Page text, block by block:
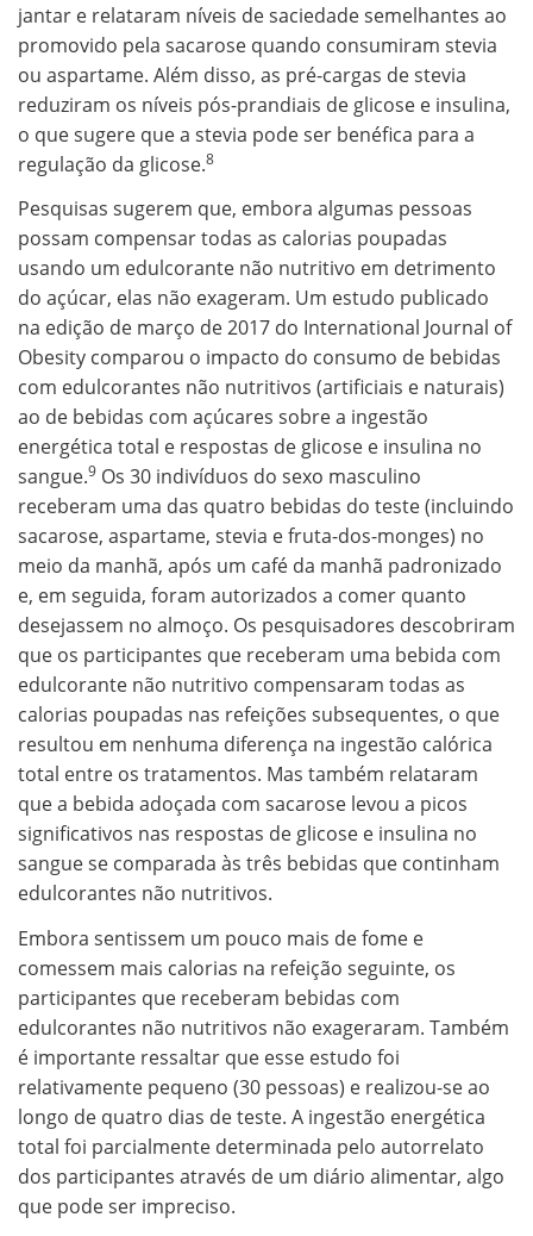
jantar e relataram níveis de saciedade semelhantes ao
promovido pela sacarose quando consumiram stevia
ou aspartame. Além disso, as pré-cargas de stevia
reduziram os níveis pós-prandiais de glicose e insulina,
o que sugere que a stevia pode ser benéfica para a
regulação da glicose.8
Pesquisas sugerem que, embora algumas pessoas
possam compensar todas as calorias poupadas
usando um edulcorante não nutritivo em detrimento
do açúcar, elas não exageram. Um estudo publicado
na edição de março de 2017 do International Journal of
Obesity comparou o impacto do consumo de bebidas
com edulcorantes não nutritivos (artificiais e naturais)
ao de bebidas com açúcares sobre a ingestão
energética total e respostas de glicose e insulina no
sangue.9 Os 30 indivíduos do sexo masculino
receberam uma das quatro bebidas do teste (incluindo
sacarose, aspartame, stevia e fruta-dos-monges) no
meio da manhã, após um café da manhã padronizado
e, em seguida, foram autorizados a comer quanto
desejassem no almoço. Os pesquisadores descobriram
que os participantes que receberam uma bebida com
edulcorante não nutritivo compensaram todas as
calorias poupadas nas refeições subsequentes, o que
resultou em nenhuma diferença na ingestão calórica
total entre os tratamentos. Mas também relataram
que a bebida adoçada com sacarose levou a picos
significativos nas respostas de glicose e insulina no
sangue se comparada às três bebidas que continham
edulcorantes não nutritivos.
Embora sentissem um pouco mais de fome e
comessem mais calorias na refeição seguinte, os
participantes que receberam bebidas com
edulcorantes não nutritivos não exageraram. Também
é importante ressaltar que esse estudo foi
relativamente pequeno (30 pessoas) e realizou-se ao
longo de quatro dias de teste. A ingestão energética
total foi parcialmente determinada pelo autorrelato
dos participantes através de um diário alimentar, algo
que pode ser impreciso.